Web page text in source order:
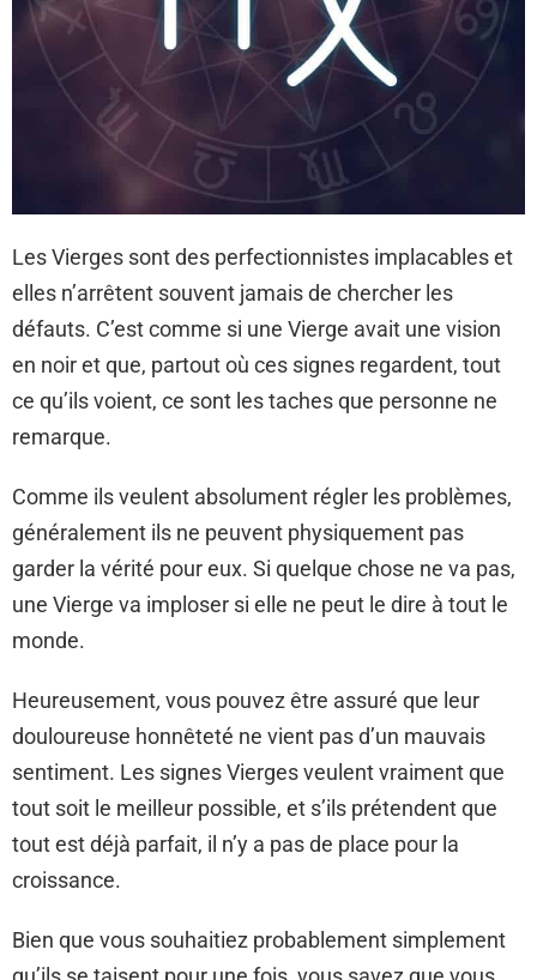
Les Vierges sont des perfectionnistes implacables et
elles n’arrêtent souvent jamais de chercher les
défauts. C’est comme si une Vierge avait une vision
en noir et que, partout où ces signes regardent, tout
ce qu’ils voient, ce sont les taches que personne ne
remarque.
Comme ils veulent absolument régler les problèmes,
généralement ils ne peuvent physiquement pas
garder la vérité pour eux. Si quelque chose ne va pas,
une Vierge va imploser si elle ne peut le dire à tout le
monde.
Heureusement, vous pouvez être assuré que leur
douloureuse honnêteté ne vient pas d’un mauvais
sentiment. Les signes Vierges veulent vraiment que
tout soit le meilleur possible, et s’ils prétendent que
tout est déjà parfait, il n’y a pas de place pour la
croissance.
Bien que vous souhaitiez probablement simplement